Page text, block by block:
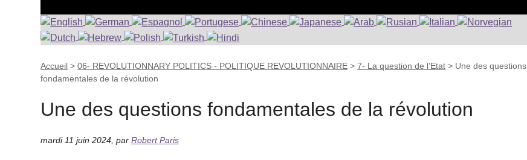
Accueil >06- REVOLUTIONNARY POLITICS - POLITIQUE REVOLUTIONNAIRE >7- La question de l’Etat > Une des questions
fondamentales de la révolution
Une des questions fondamentales de la révolution
mardi 11 juin 2024 ,parRobert Paris